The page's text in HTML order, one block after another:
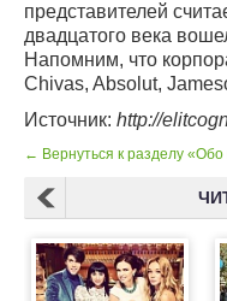
представителей
двадцатого века
Напомним, что
Chivas, Absolut,
Источник: http://
← Вернуться к разделу «Обо